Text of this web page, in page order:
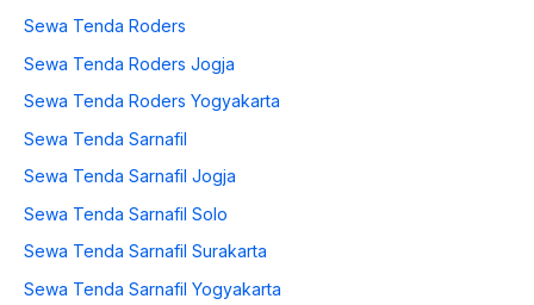
Sewa Tenda Roders
Sewa Tenda Roders Jogja
Sewa Tenda Roders Yogyakarta
Sewa Tenda Sarnafil
Sewa Tenda Sarnafil Jogja
Sewa Tenda Sarnafil Solo
Sewa Tenda Sarnafil Surakarta
Sewa Tenda Sarnafil Yogyakarta